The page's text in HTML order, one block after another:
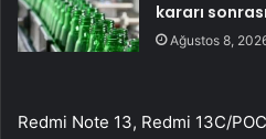
kararı
Ağustos 8,
Redmi Note 13, Redmi 13C/